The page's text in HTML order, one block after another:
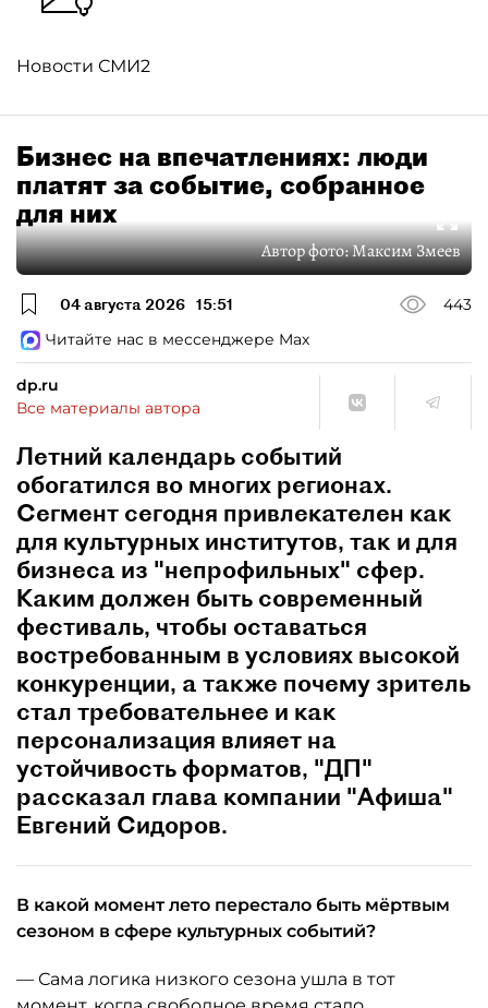
Новости СМИ2
Бизнес на впечатлениях: люди
платят за событие, собранное
для них
Автор фото:Максим Змеев
04 августа 2026 15:51
443
Читайте нас в мессенджере Max
dp.ru
Все материалы автора
Летний календарь событий
обогатился во многих регионах.
Сегмент сегодня привлекателен как
для культурных институтов, так и для
бизнеса из "непрофильных" сфер.
Каким должен быть современный
фестиваль, чтобы оставаться
востребованным в условиях высокой
конкуренции, а также почему зритель
стал требовательнее и как
персонализация влияет на
устойчивость форматов, "ДП"
рассказал глава компании "Афиша"
Евгений Сидоров.
В какой момент лето перестало быть мёртвым
сезоном в сфере культурных событий?
— Сама логика низкого сезона ушла в тот